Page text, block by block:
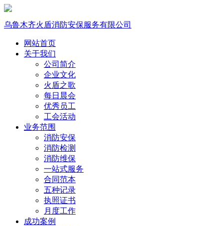
乌鲁木齐火盾消防安保服务有限公司
网站首页
关于我们
公司简介
企业文化
火盾之歌
每日晨会
优秀员工
工会活动
业务范围
消防安保
消防检测
消防维保
一站式服务
合同范本
五种记录
执照证书
月度工作
成功案例